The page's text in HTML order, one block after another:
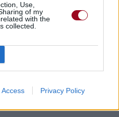
Use,
of my
with the
collected.
Access Privacy Policy